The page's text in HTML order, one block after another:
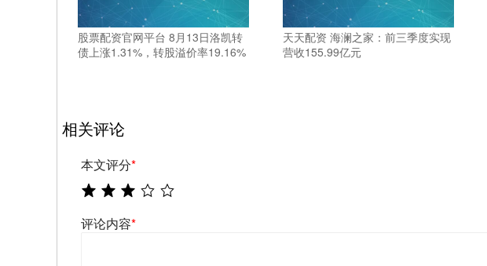
股票配资官网平台 8月13日洛凯转
债上涨1.31%，转股溢价率19.16%
天天配资 海澜之家：前三季度实现
营收155.99亿元
相关评论
本文评分*
评论内容*